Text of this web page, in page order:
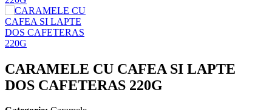
CARAMELE CU CAFEA SI LAPTE
DOS CAFETERAS 220G